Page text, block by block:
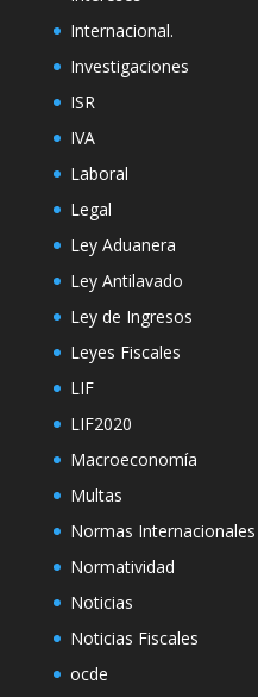
Internacional.
Investigaciones
ISR
IVA
Laboral
Legal
Ley Aduanera
Ley Antilavado
Ley de Ingresos
Leyes Fiscales
LIF
LIF2020
Macroeconomía
Multas
Normas Internacionales
Normatividad
Noticias
Noticias Fiscales
ocde